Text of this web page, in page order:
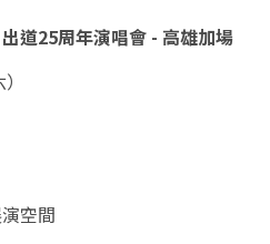
道25周年演唱會 - 高雄加場
空間